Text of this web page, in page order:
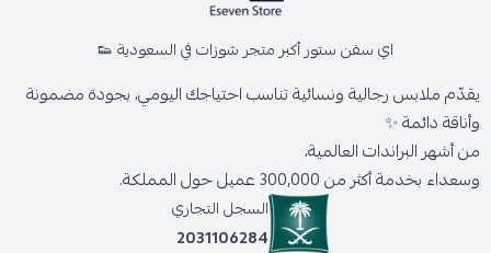
اي سفن ستور أكبر متجر شوزات في السعودية 👟
يقدّم ملابس رجالية ونسائية تناسب احتياجك اليومي، بجودة مضمونة
وأناقة دائمة ✨
من أشهر البراندات العالمية،
وسعداء بخدمة أكثر من 300,000 عميل حول المملكة.
السجل التجاري
2031106284